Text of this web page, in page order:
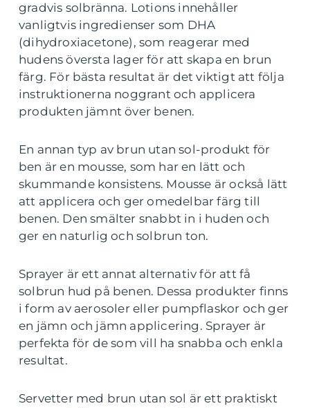
gradvis solbränna. Lotions innehåller
vanligtvis ingredienser som DHA
(dihydroxiacetone), som reagerar med
hudens översta lager för att skapa en brun
färg. För bästa resultat är det viktigt att följa
instruktionerna noggrant och applicera
produkten jämnt över benen.
En annan typ av brun utan sol-produkt för
ben är en mousse, som har en lätt och
skummande konsistens. Mousse är också lätt
att applicera och ger omedelbar färg till
benen. Den smälter snabbt in i huden och
ger en naturlig och solbrun ton.
Sprayer är ett annat alternativ för att få
solbrun hud på benen. Dessa produkter finns
i form av aerosoler eller pumpflaskor och ger
en jämn och jämn applicering. Sprayer är
perfekta för de som vill ha snabba och enkla
resultat.
Servetter med brun utan sol är ett praktiskt